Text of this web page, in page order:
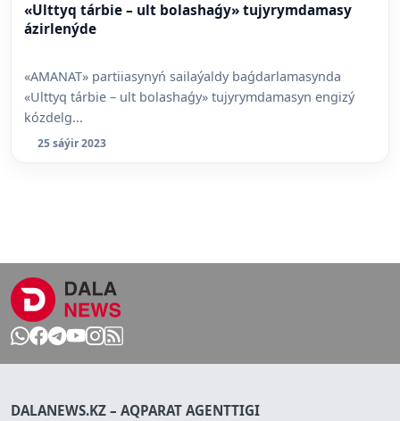
«Ulttyq tárbie – ult bolashaǵy» tujyrymdamasy
ázirlenýde
«AMANAT» partiiasynyń sailaýaldy baǵdarlamasynda
«Ulttyq tárbie – ult bolashaǵy» tujyrymdamasyn engizý
kózdelg...
25 sáýir 2023
DALANEWS.KZ – AQPARAT AGENTTIGI